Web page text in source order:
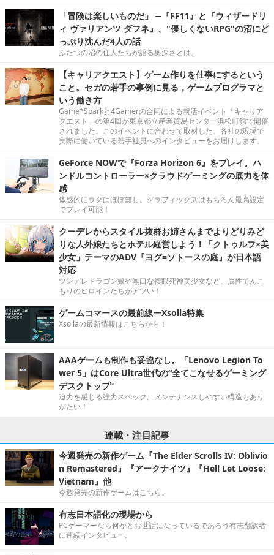
「冒険は楽しいものだ」 ─『FF11』と『ウィザードリ
ィ ヴァリアンツ ダフネ』、"優しくないRPG"の沼にど
っぷり沈んだ4人の話
ふたつの沼の住人たちが語る奥深さとは。
【キャリアクエスト】ゲーム作りを仕事にするという
こと。セガの若手の事例に見る，ゲームプログラマと
いう働き方
Game*Sparkと4Gamerの合同による就活イベント「キャリア
クエスト」の第4回が東京都立産業貿易センター浜松町館で開催
されました。このイベントに合わせて取材した、各社の現場で
実際に働いている若手社員へのインタビューをお届けします。
GeForce NOWで『Forza Horizon 6』をプレイ。ハ
ンドルコントローラー×クラウドゲーミングの底力を体
感
体感的にラグはほぼ無し。グラフィックスはもちろん最高設定
でプレイ可能！
クーデレからスタイル抜群お姉さんまでよりどりみど
りな人外娘たちとホテル経営しよう！「クトゥルフ×美
少女」テーマのADV『ヨグ=ソトースの庭』が日本語
対応
ツンデレドラゴン娘や無口な複眼死神美少女など、属性てんこ
もりのヒロインたちがアツい！
ゲームコマースの最前線ーXsolla特集
Xsollaの最新情報はこちらから！
AAAゲームも制作も妥協なし。「Lenovo Legion To
wer 5」はCore Ultra世代の“全てこなせるゲーミング
デスクトップ”
迫力を感じる強力スペック。メンテナンスしやすい構造もあり
がたい！
連載・注目記事
今週発売の新作ゲーム『The Elder Scrolls IV: Oblivio
n Remastered』『アークナイツ』『Hell Let Loose:
Vietnam』他
今週発売の新作ゲームはこちら。
有志日本語化の現場から
PCゲーマーなら何かとお世話になっているであろう有志翻訳者
に連続インタビュー。